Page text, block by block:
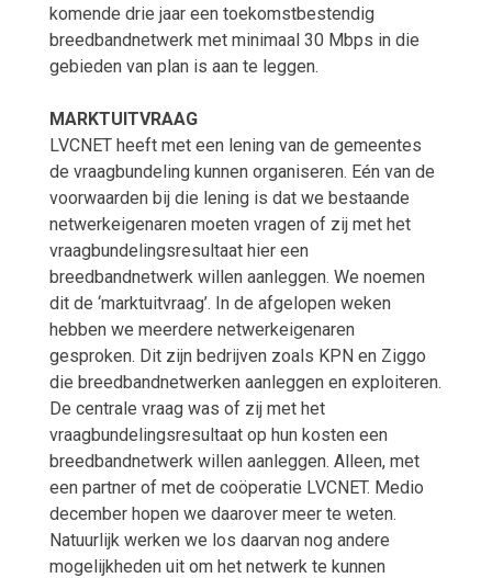
komende drie jaar een toekomstbestendig
breedbandnetwerk met minimaal 30 Mbps in die
gebieden van plan is aan te leggen.
MARKTUITVRAAG
LVCNET heeft met een lening van de gemeentes
de vraagbundeling kunnen organiseren. Eén van de
voorwaarden bij die lening is dat we bestaande
netwerkeigenaren moeten vragen of zij met het
vraagbundelingsresultaat hier een
breedbandnetwerk willen aanleggen. We noemen
dit de ‘marktuitvraag’. In de afgelopen weken
hebben we meerdere netwerkeigenaren
gesproken. Dit zijn bedrijven zoals KPN en Ziggo
die breedbandnetwerken aanleggen en exploiteren.
De centrale vraag was of zij met het
vraagbundelingsresultaat op hun kosten een
breedbandnetwerk willen aanleggen. Alleen, met
een partner of met de coöperatie LVCNET. Medio
december hopen we daarover meer te weten.
Natuurlijk werken we los daarvan nog andere
mogelijkheden uit om het netwerk te kunnen